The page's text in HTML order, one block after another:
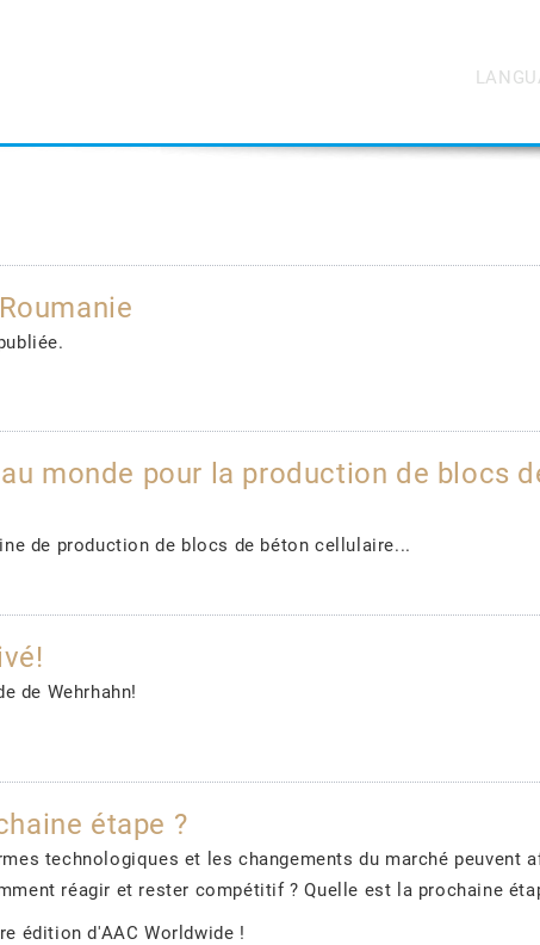
monde pour la production de blocs
de production de blocs de béton cellulaire...
de Wehrhahn!
étape ?
technologiques et les changements du marché peuvent
réagir et rester compétitif ? Quelle est la prochaine
édition d'AAC Worldwide !